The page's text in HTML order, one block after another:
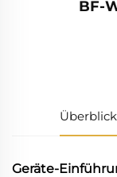
BF-
Überblick
Geräte-